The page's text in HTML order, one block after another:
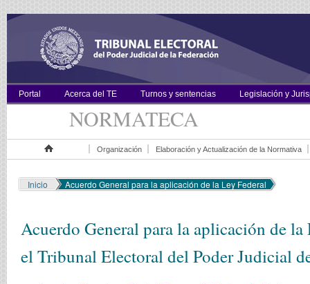
Portal Acerca del TE Turnos y sentencias Legislación y
NORMATECA
Organización Elaboración y Actualización de la Normativa
Inicio Acuerdo General para la aplicación de la Ley Federal
Acuerdo General para la aplicación de
el Tribunal Electoral del Poder Judicial